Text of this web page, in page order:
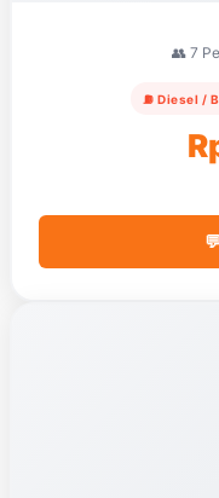
👥 7
⛽ Diesel /